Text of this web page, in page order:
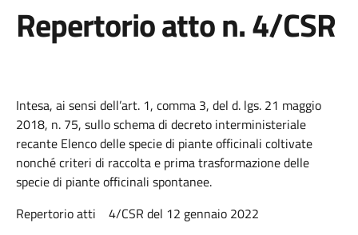
Repertorio atto n. 4/CSR
Intesa, ai sensi dell’art. 1, comma 3, del d. lgs. 21 maggio
2018, n. 75, sullo schema di decreto interministeriale
recante Elenco delle specie di piante officinali coltivate
nonché criteri di raccolta e prima trasformazione delle
specie di piante officinali spontanee.
Repertorio atti 4/CSR del 12 gennaio 2022